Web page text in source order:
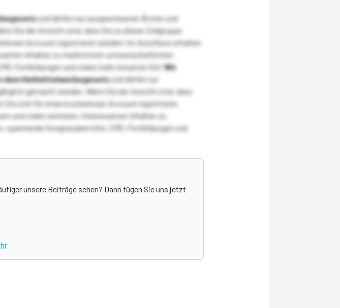
und dürfen nur ausgewiesenen Ärzten und
Sie der Ansicht sind, dass Sie zu dieser Zielgruppe
Account registrieren würden! Im Anschluss erhalten
Inhalten zu medizinisch-wissenschaftlichen
Fortbildungen und vieles mehr erwarten Sie!Wir
dem Heilmittelwerbegesetzund dürfen nur
gemacht werden. Wenn Sie der Ansicht sind, dass
Sie sich für einen kostenlosen Account registrieren
und vielen weiteren, interessanten Inhalten zu
Kongressberichte, CME-Fortbildungen und
unsere Beiträge sehen? Dann fügen Sie uns jetzt